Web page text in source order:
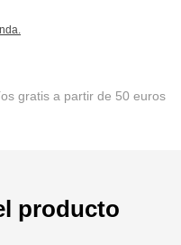
producto